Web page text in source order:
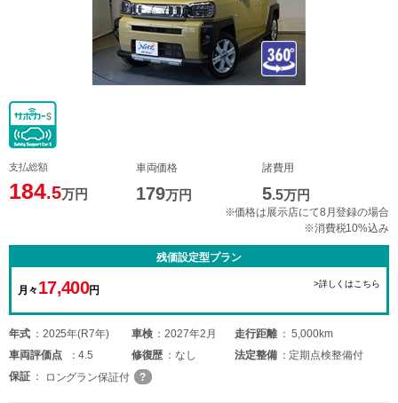
支払総額
184.5万円
車両価格
179万円
諸費用
5.5万円
※価格は展示店にて8月登録の場合
※消費税10%込み
残価設定型プラン
月々 17,400円
>詳しくはこちら
年式 2025年(R7年) 車検 2027年2月 走行距離
5,000km
車両評価点 4.5 修復歴 なし 法定整備
定期点検整備付
保証
ロングラン保証付